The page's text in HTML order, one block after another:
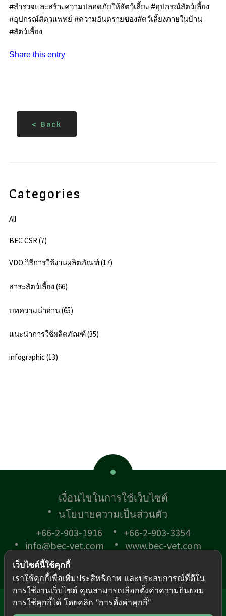
#สำรวจและสร้างความปลอดภัยให้สัตว์เลี้ยง #อุปกรณ์สัตว์เลี้ยง​
#อุปกรณ์สัตวแพทย์ #ความอันตรายของสัตว์เลี้ยงภายในบ้าน
#สัตว์เลี้ยง
Share this entry
< Back
Categories
All
BEC CSR (7)
VDO วิธีการใช้งานผลิตภัณฑ์ (17)
สาระสัตว์เลี้ยง (66)
บทความน่าอ่าน (65)
แนะนำการใช้ผลิตภัณฑ์ (35)
infographic (13)
เงื่อนไขในการใช้เว็บไซต์
นโยบายความเป็นส่วนตัว
+66-2-903-1916
+66-2-903-3354
info@bec-vet.com
www.bec-vet.com
© BEC-VET 2018 .All rights reserved.
เว็บไซต์นี้ใช้คุกกี้
เราใช้คุกกี้เพื่อเพิ่มประสิทธิภาพ และประสบการณ์ที่ดีใน
การใช้งานเว็บไซต์ คุณสามารถเลือกตั้งค่าความยินยอม
การใช้คุกกี้ได้ โดยคลิก "การตั้งค่าคุกกี้"